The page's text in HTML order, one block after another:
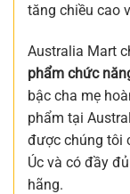
tăng chiều cao
Australia Mart
phẩm chức
bậc cha mẹ
phẩm tại
được chúng tôi
Úc và có đầy
hãng.